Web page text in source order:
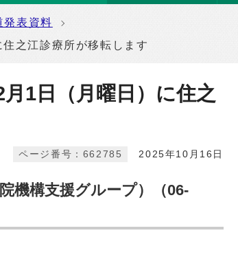
発表資料
之江診療所が移転します
1日（月曜日）に住之
2025年10月16日
ページ番号：662785
機構支援グループ）（06-